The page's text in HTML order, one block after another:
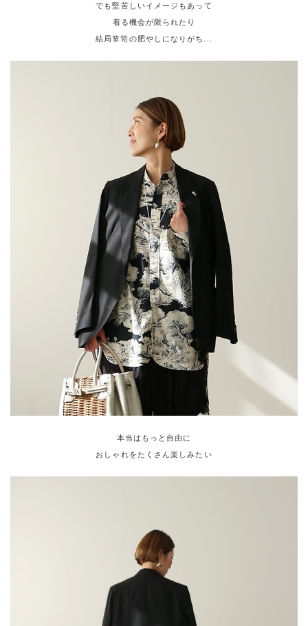
でも堅苦しいイメージもあって
着る機会が限られたり
結局箪笥の肥やしになりがち...
本当はもっと自由に
おしゃれをたくさん楽しみたい